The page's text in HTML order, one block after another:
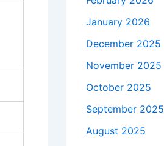
January 2026
December 2025
November 2025
October 2025
September 2025
August 2025